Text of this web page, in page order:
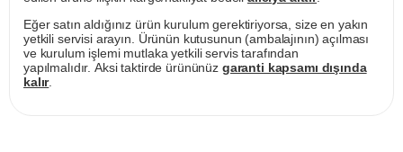
Eğer satın aldığınız ürün kurulum gerektiriyorsa, size en yakın
yetkili servisi arayın. Ürünün kutusunun (ambalajının) açılması
ve kurulum işlemi mutlaka yetkili servis tarafından
yapılmalıdır. Aksi taktirde ürününüz garanti kapsamı dışında
kalır.